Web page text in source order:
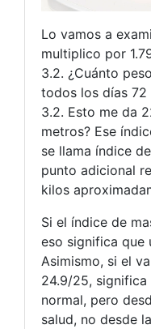
Lo vamos a
multiplico por
3.2. ¿Cuánto
todos los días
3.2. Esto me da
metros? Ese
se llama índice
punto adicional
kilos
Si el índice de
eso significa que
Asimismo, si el
24.9/25,
normal, pero
salud, no desde